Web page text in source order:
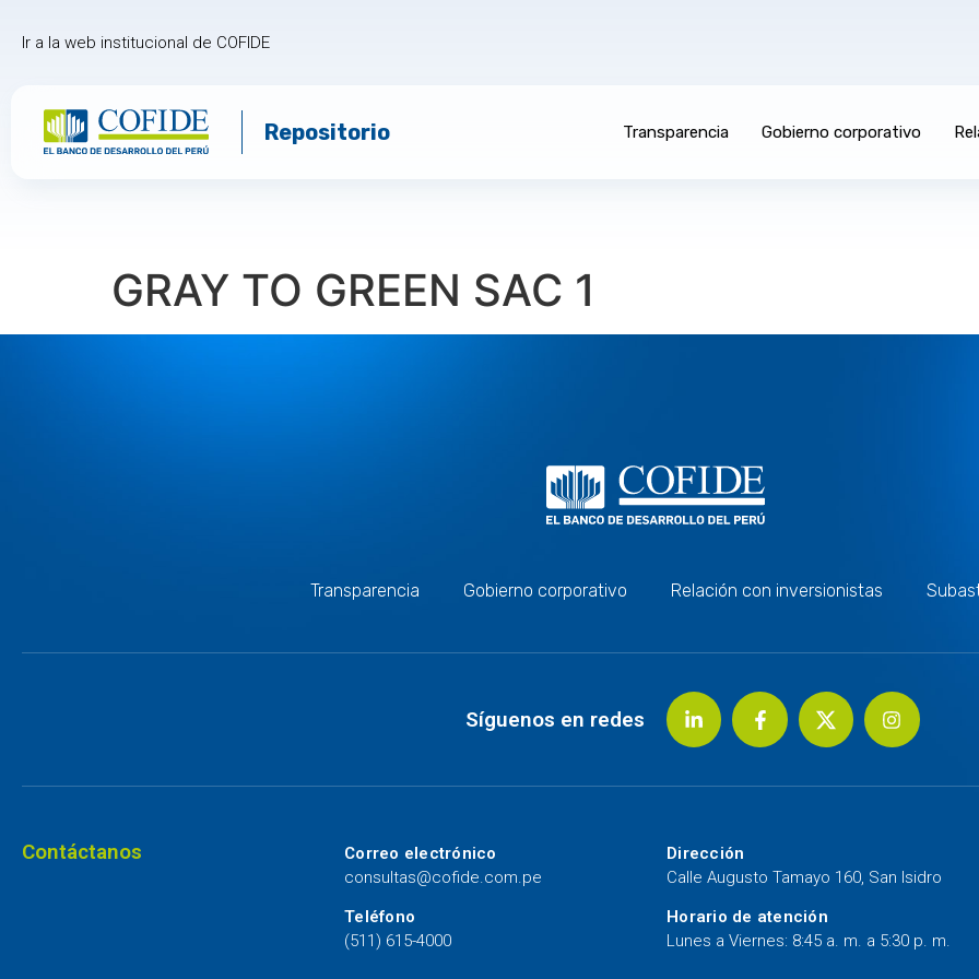
Ir a la web institucional de COFIDE
Repositorio Transparencia Gobierno corporativo
GRAY TO GREEN SAC 1
Transparencia Gobierno corporativo Relación con inversionistas
Síguenos en redes
Contáctanos
Correo electrónico
consultas@cofide.com.pe
Teléfono
(511) 615-4000
Dirección
Calle Augusto Tamayo 160, San Isidro
Horario de atención
Lunes a Viernes: 8:45 a. m. a 5:30 p. m.